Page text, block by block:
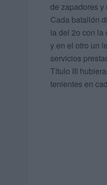
de zapadores
Cada batallón
la del 2o con la
y en el otro un
servicios
Título III
tenientes en